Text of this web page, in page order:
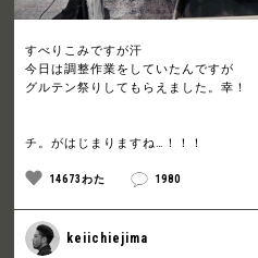
すべりこみですが汗
今日は調整作業をしていたんですが
グルテン祭りしてもらえました。幸！
チ。がはじまりますね…！！！
14673わた 1980
keiichiejima